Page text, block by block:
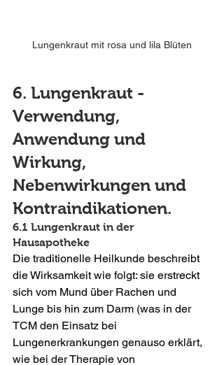
Lungenkraut mit rosa und lila Blüten
6. Lungenkraut -
Verwendung,
Anwendung und
Wirkung,
Nebenwirkungen und
Kontraindikationen.
6.1 Lungenkraut in der
Hausapotheke
Die traditionelle Heilkunde beschreibt
die Wirksamkeit wie folgt: sie erstreckt
sich vom Mund über Rachen und
Lunge bis hin zum Darm (was in der
TCM den Einsatz bei
Lungenerkrankungen genauso erklärt,
wie bei der Therapie von